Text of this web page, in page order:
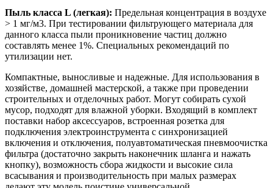
Пыль класса L (легкая): Предельная концентрация в воздухе
> 1 мг/м3. При тестировании фильтрующего материала для
данного класса пыли проникновение частиц должно
составлять менее 1%. Специальных рекомендаций по
утилизации нет.
Компактные, выносливые и надежные. Для использования в
хозяйстве, домашней мастерской, а также при проведении
строительных и отделочных работ. Могут собирать сухой
мусор, подходят для влажной уборки. Входящий в комплект
поставки набор аксессуаров, встроенная розетка для
подключения электроинструмента с синхронизацией
включения и отключения, полуавтоматическая пневмоочистка
фильтра (достаточно закрыть наконечник шланга и нажать
кнопку), возможность сбора жидкости и высокие сила
всасывания и производительность при малых размерах